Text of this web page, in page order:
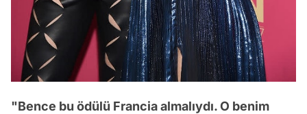
"Bence bu ödülü Francia almalıydı. O benim